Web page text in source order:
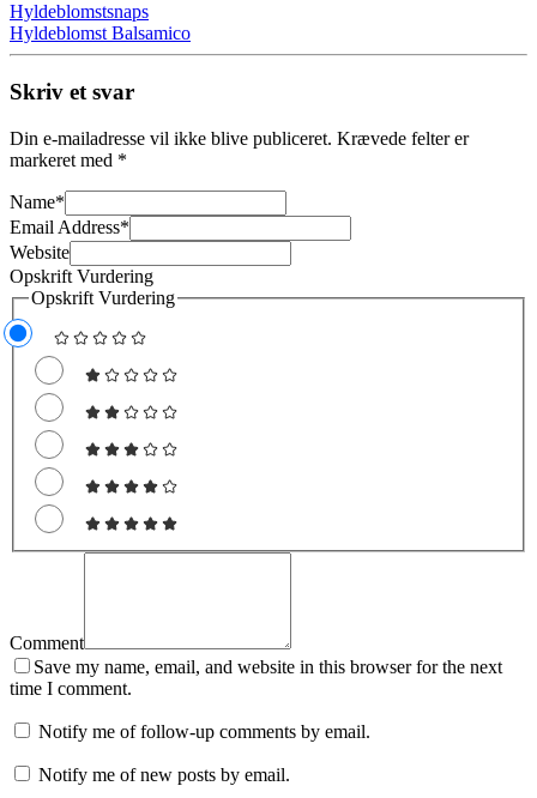
Hyldeblomstsnaps
Hyldeblomst Balsamico
Skriv et svar
Din e-mailadresse vil ikke blive publiceret. Krævede felter er
markeret med *
Name*
Email Address*
Website
Opskrift Vurdering
Opskrift Vurdering
Comment
Save my name, email, and website in this browser for the next
time I comment.
Notify me of follow-up comments by email.
Notify me of new posts by email.